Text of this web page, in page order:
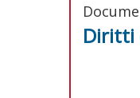
Diritti